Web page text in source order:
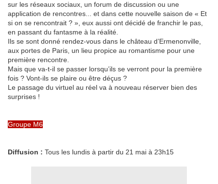
sur les réseaux sociaux, un forum de discussion ou une
application de rencontres... et dans cette nouvelle saison de « Et
si on se rencontrait ? », eux aussi ont décidé de franchir le pas,
en passant du fantasme à la réalité.
Ils se sont donné rendez-vous dans le château d’Ermenonville,
aux portes de Paris, un lieu propice au romantisme pour une
première rencontre.
Mais que va-t-il se passer lorsqu’ils se verront pour la première
fois ? Vont-ils se plaire ou être déçus ?
Le passage du virtuel au réel va à nouveau réserver bien des
surprises !
Groupe M6
Diffusion : Tous les lundis à partir du 21 mai à 23h15